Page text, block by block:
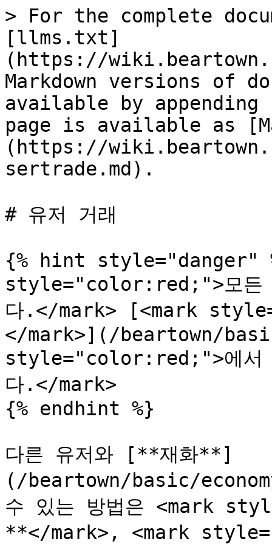
> For the complete
[llms.txt]
(https://
Markdown versions of
available by
page is available as
(https://
sertrade.md).
# 유저 거래
{% hint style="danger"
style="color:red;">모든
다.</mark> [<mark
</mark>](/beartown/
style="color:red;">에서
다.</mark>
{% endhint %}
다른 유저와 [**재화**]
(/beartown/basic/
수 있는 방법은 <mark
**</mark>, <mark